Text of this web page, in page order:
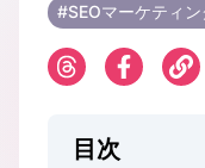
#SEOマーケティ
目次